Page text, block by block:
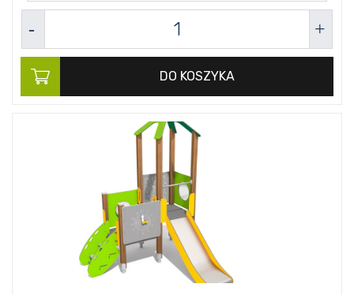
DO KOSZYKA